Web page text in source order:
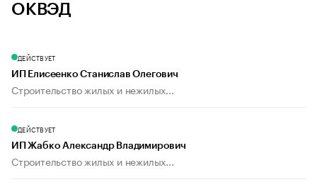
ОКВЭД
ДЕЙСТВУЕТ
ИП Елисеенко Станислав Олегович
Строительство жилых и нежилых...
ДЕЙСТВУЕТ
ИП Жабко Александр Владимирович
Строительство жилых и нежилых...